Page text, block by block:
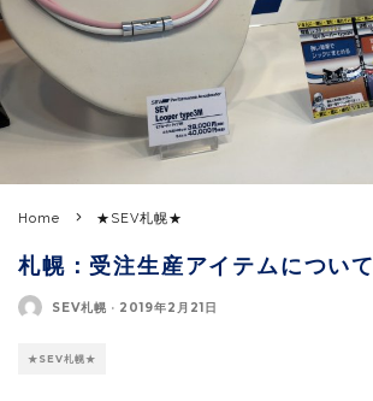
Home ★SEV札幌★
札幌：受注生産アイテムについて
SEV札幌 · 2019年2月21日
★SEV札幌★